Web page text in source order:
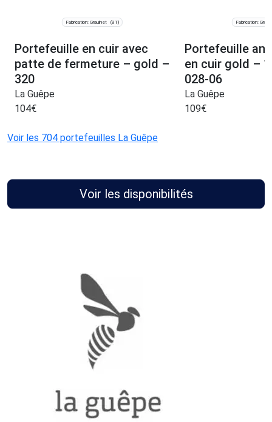
Fabrication: Graulhet (81)
Portefeuille en cuir avec
patte de fermeture – gold –
320
La Guêpe
104€
Fabrication:
Portefeuille
en cuir gold –
028-06
La Guêpe
109€
Voir les 704 portefeuilles La Guêpe
Voir les disponibilités